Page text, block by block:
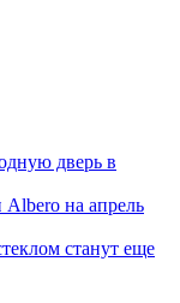
дверь в
на апрель
станут еще